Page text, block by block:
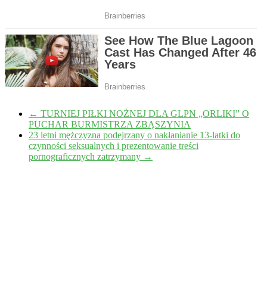
← TURNIEJ PIŁKI NOŻNEJ DLA GLPN „ORLIKI” O
PUCHAR BURMISTRZA ZBĄSZYNIA
23 letni mężczyzna podejrzany o nakłanianie 13-latki do
czynności seksualnych i prezentowanie treści
pornograficznych zatrzymany →